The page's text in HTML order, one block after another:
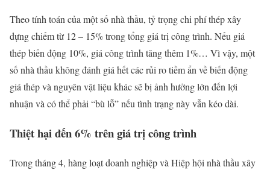
Theo tính toán của một số nhà thầu, tỷ trọng chi phí thép xây
dựng chiếm từ 12 – 15% trong tổng giá trị công trình. Nếu giá
thép biến động 10%, giá công trình tăng thêm 1%… Vì vậy, một
số nhà thầu không đánh giá hết các rủi ro tiềm ẩn về biến động
giá thép và nguyên vật liệu khác sẽ bị ảnh hưởng lớn đến lợi
nhuận và có thể phải “bù lỗ” nếu tình trạng này vẫn kéo dài.
Thiệt hại đến 6% trên giá trị công trình
Trong tháng 4, hàng loạt doanh nghiệp và Hiệp hội nhà thầu xây